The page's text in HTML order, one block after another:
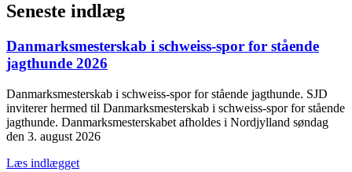
Seneste indlæg
Danmarksmesterskab i schweiss-spor for stående
jagthunde 2026
Danmarksmesterskab i schweiss-spor for stående jagthunde. SJD
inviterer hermed til Danmarksmesterskab i schweiss-spor for stående
jagthunde. Danmarksmesterskabet afholdes i Nordjylland søndag
den 3. august 2026
Læs indlægget